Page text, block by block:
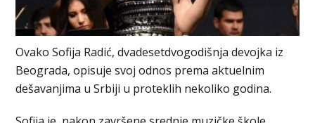
Ovako Sofija Radić, dvadesetdvogodišnja devojka iz
Beograda, opisuje svoj odnos prema aktuelnim
dešavanjima u Srbiji u proteklih nekoliko godina.